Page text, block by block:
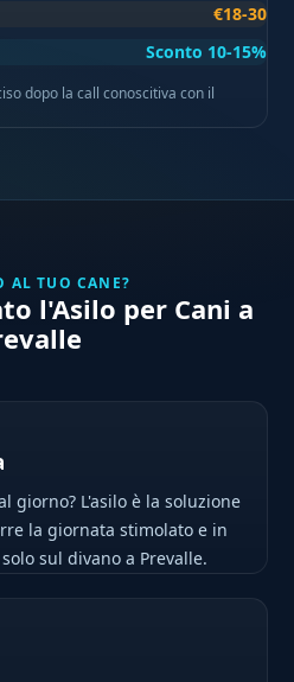
€18-30
Sconto 10-15%
dopo la call conoscitiva con il
AL TUO CANE?
l'Asilo per Cani a
giorno? L'asilo è la soluzione
la giornata stimolato e in
sul divano a Prevalle.